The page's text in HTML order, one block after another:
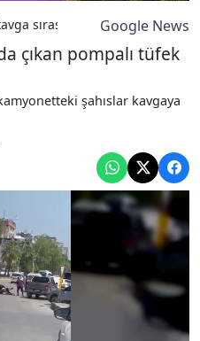
sırasında çıkan pompalı
Google News
çıkan pompalı tüfek
şahıslar kavgaya